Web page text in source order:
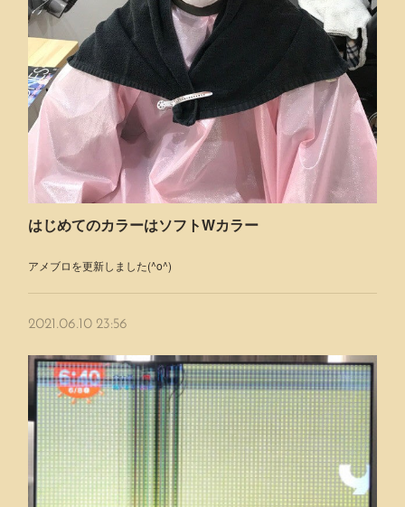
はじめてのカラーはソフトWカラー
アメブロを更新しました(^o^)
2021.06.10 23:56